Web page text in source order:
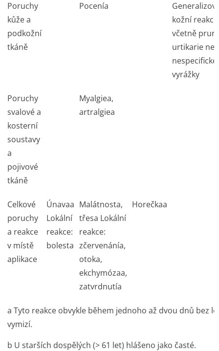
Poruchy
kůže a
podkožní
tkáně
Pocenía
kožní reakce
včetně
urtikarie
nespecifické
vyrážky
Poruchy
svalové a
kosterní
soustavy
a
pojivové
tkáně
Myalgiea,
artralgiea
Celkové
poruchy
a reakce
v místě
aplikace
Únavaa
Lokální
reakce:
bolesta
Malátnosta,
třesa Lokální
reakce:
zčervenánía,
otoka,
ekchymózaa,
zatvrdnutía
Horečkaa
a Tyto reakce obvykle během jednoho až dvou dnů bez
vymizí.
b U starších dospělých (> 61 let) hlášeno jako časté.